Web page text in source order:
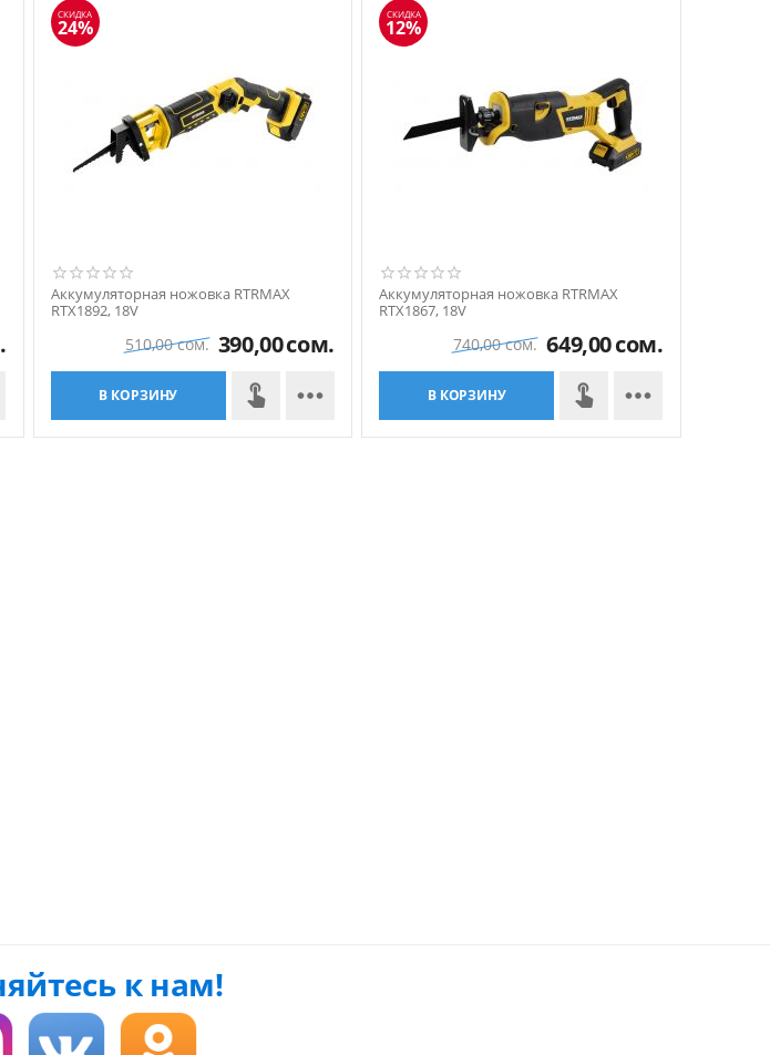
СКИДКА
24%
Аккумуляторная ножовка RTRMAX
RTX1892, 18V
510,00 сом. 390,00сом.
В КОРЗИНУ 
СКИДКА
12%
Аккумуляторная ножовка RTRMAX
RTX1867, 18V
740,00 сом. 649,00сом.
В КОРЗИНУ 
к нам!